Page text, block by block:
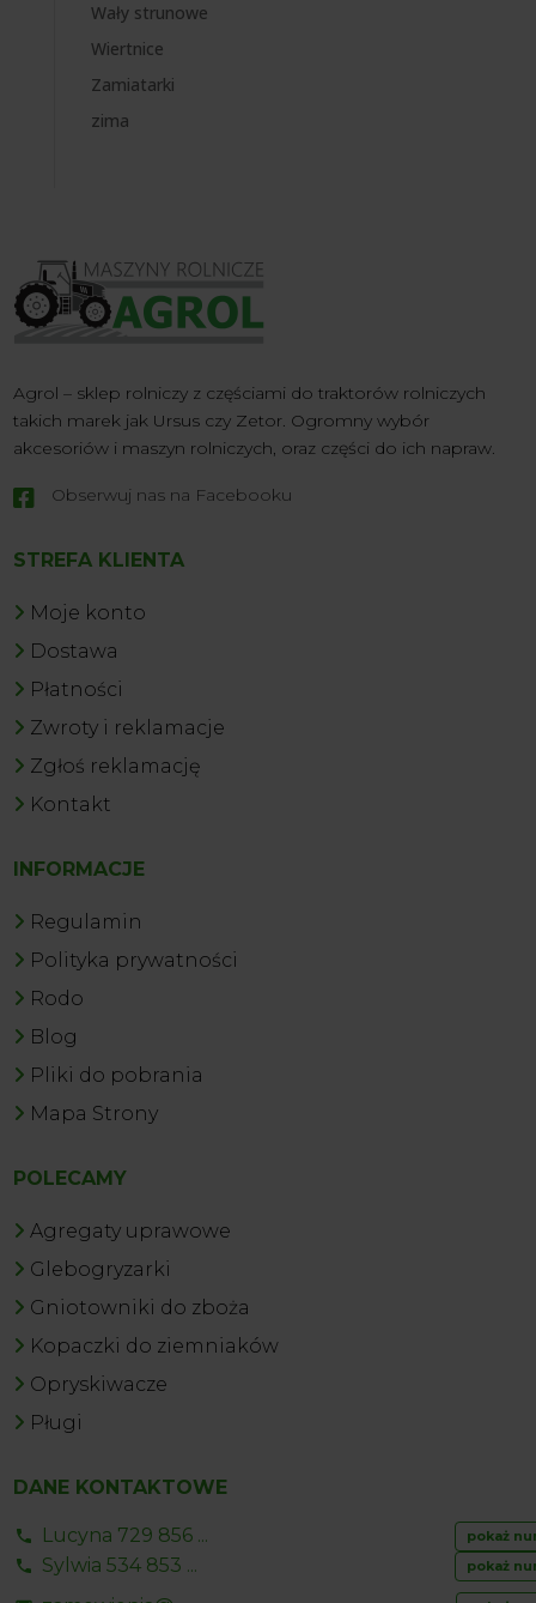
Wały strunowe
Wiertnice
Zamiatarki
zima
Agrol – sklep rolniczy z częściami do traktorów rolniczych
takich marek jak Ursus czy Zetor. Ogromny wybór
akcesoriów i maszyn rolniczych, oraz części do ich napraw.
 Obserwuj nas na Facebooku
STREFA KLIENTA
Moje konto
Dostawa
Płatności
Zwroty i reklamacje
Zgłoś reklamację
Kontakt
INFORMACJE
Regulamin
Polityka prywatności
Rodo
Blog
Pliki do pobrania
Mapa Strony
POLECAMY
Agregaty uprawowe
Glebogryzarki
Gniotowniki do zboża
Kopaczki do ziemniaków
Opryskiwacze
Pługi
DANE KONTAKTOWE
Lucyna 729 856 ... pokaż
Sylwia 534 853 ... pokaż